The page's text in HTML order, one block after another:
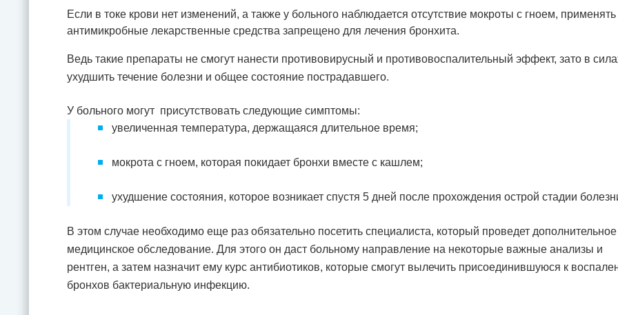
Если в токе крови нет изменений, а также у больного наблюдается отсутствие мокроты с гноем, применять
антимикробные лекарственные средства запрещено для лечения бронхита.
Ведь такие препараты не смогут нанести противовирусный и противовоспалительный эффект, зато в
ухудшить течение болезни и общее состояние пострадавшего.
У больного могут присутствовать следующие симптомы:
увеличенная температура, держащаяся длительное время;
мокрота с гноем, которая покидает бронхи вместе с кашлем;
ухудшение состояния, которое возникает спустя 5 дней после прохождения острой стадии
В этом случае необходимо еще раз обязательно посетить специалиста, который проведет дополнительное
медицинское обследование. Для этого он даст больному направление на некоторые важные анализы и
рентген, а затем назначит ему курс антибиотиков, которые смогут вылечить присоединившуюся к
бронхов бактериальную инфекцию.